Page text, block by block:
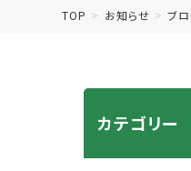
TOP お知らせ ブ
カテゴリー